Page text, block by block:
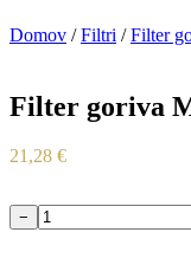
Domov /Filtri /Filter
Filter goriva
21,28 €
Filter
−